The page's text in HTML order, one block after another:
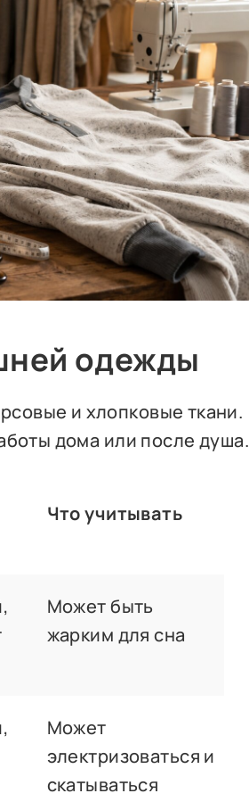
одежды
и хлопковые ткани.
дома или после душа.
Что учитывать
Может быть
жарким для сна
Может
электризоваться и
скатываться